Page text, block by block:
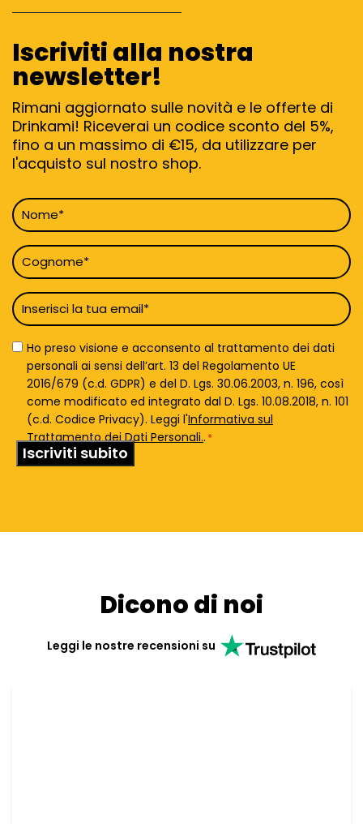
Iscriviti alla nostra
newsletter!
Rimani aggiornato sulle novità e le offerte di
Drinkami! Riceverai un codice sconto del 5%,
fino a un massimo di €15, da utilizzare per
l'acquisto sul nostro shop.
Nome
*
Cognome
*
Email
*
Privacy
Policy
Ho preso visione e acconsento al trattamento dei dati
personali ai sensi dell’art. 13 del Regolamento UE
2016/679 (c.d. GDPR) e del D. Lgs. 30.06.2003, n. 196, così
come modificato ed integrato dal D. Lgs. 10.08.2018, n. 101
(c.d. Codice Privacy). Leggi l'Informativa sul
Trattamento dei Dati Personali.. *
Dicono di noi
Leggi le nostre recensioni su